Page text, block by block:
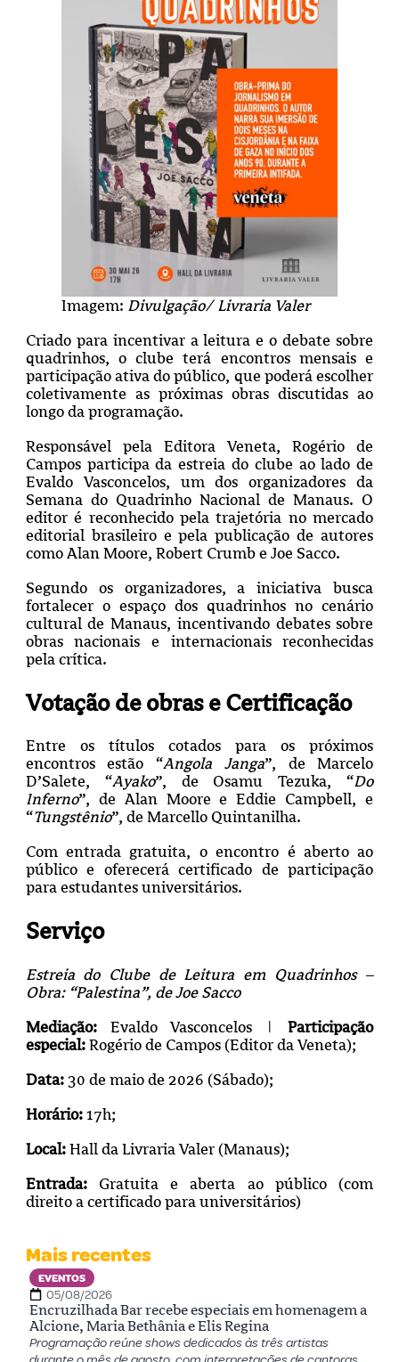
Imagem: Divulgação/ Livraria Valer
Criado para incentivar a leitura e o debate sobre
quadrinhos, o clube terá encontros mensais e
participação ativa do público, que poderá escolher
coletivamente as próximas obras discutidas ao
longo da programação.
Responsável pela Editora Veneta, Rogério de
Campos participa da estreia do clube ao lado de
Evaldo Vasconcelos, um dos organizadores da
Semana do Quadrinho Nacional de Manaus. O
editor é reconhecido pela trajetória no mercado
editorial brasileiro e pela publicação de autores
como Alan Moore, Robert Crumb e Joe Sacco.
Segundo os organizadores, a iniciativa busca
fortalecer o espaço dos quadrinhos no cenário
cultural de Manaus, incentivando debates sobre
obras nacionais e internacionais reconhecidas
pela crítica.
Votação de obras e Certificação
Entre os títulos cotados para os próximos
encontros estão “Angola Janga”, de Marcelo
D’Salete, “Ayako”, de Osamu Tezuka, “Do
Inferno”, de Alan Moore e Eddie Campbell, e
“Tungstênio”, de Marcello Quintanilha.
Com entrada gratuita, o encontro é aberto ao
público e oferecerá certificado de participação
para estudantes universitários.
Serviço
Estreia do Clube de Leitura em Quadrinhos –
Obra: “Palestina”, de Joe Sacco
Mediação:Evaldo Vasconcelos |Participação
especial:Rogério de Campos (Editor da Veneta);
Data:30 de maio de 2026 (Sábado);
Horário:17h;
Local:Hall da Livraria Valer (Manaus);
Entrada:Gratuita e aberta ao público (com
direito a certificado para universitários)
Mais recentes
EVENTOS
05/08/2026
Encruzilhada Bar recebe especiais em homenagem a
Alcione, Maria Bethânia e Elis Regina
Programação reúne shows dedicados às três artistas